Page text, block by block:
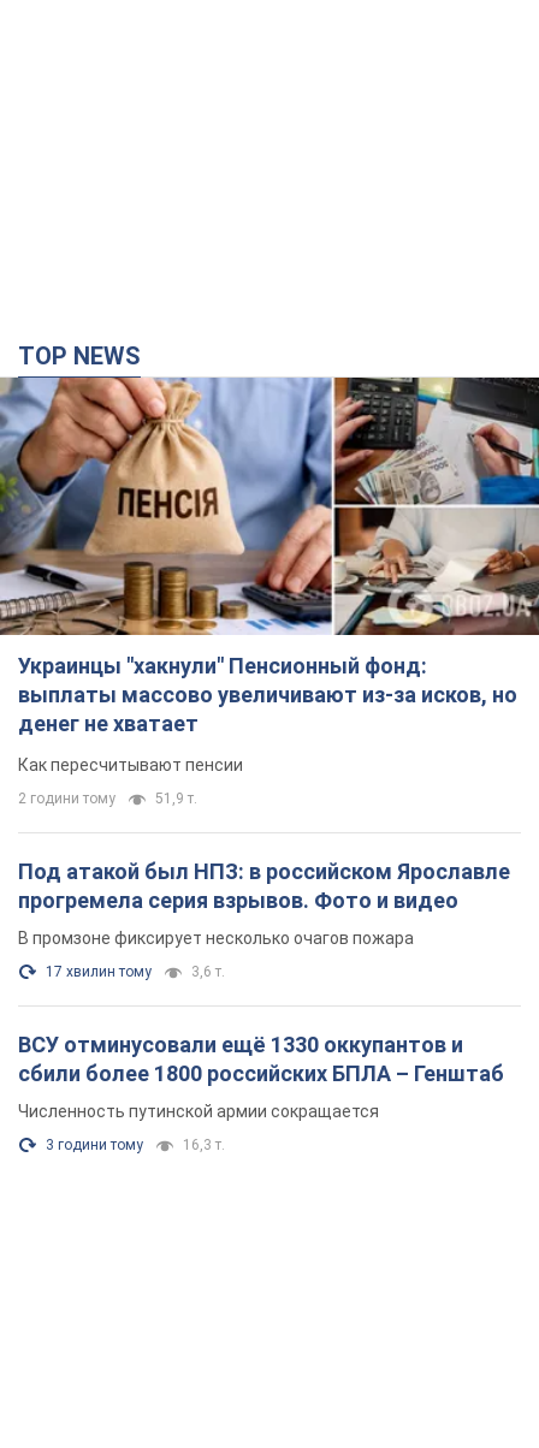
TOP NEWS
Украинцы "хакнули" Пенсионный фонд:
выплаты массово увеличивают из-за исков, но
денег не хватает
Как пересчитывают пенсии
2 години тому 51,9 т.
Под атакой был НПЗ: в российском Ярославле
прогремела серия взрывов. Фото и видео
В промзоне фиксирует несколько очагов пожара
17 хвилин тому 3,6 т.
ВСУ отминусовали ещё 1330 оккупантов и
сбили более 1800 российских БПЛА – Генштаб
Численность путинской армии сокращается
3 години тому 16,3 т.